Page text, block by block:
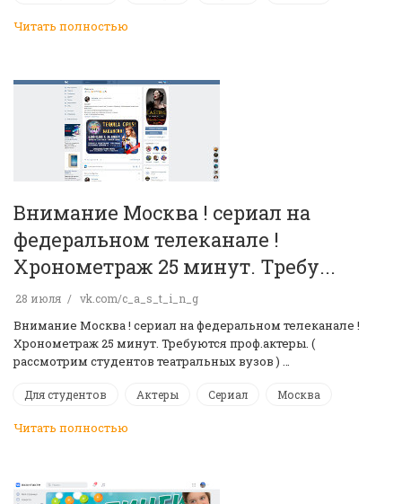
Читать полностью
Внимание Москва ! сериал на
федеральном телеканале !
Хронометраж 25 минут. Требу...
28 июля vk.com/c_a_s_t_i_n_g
Внимание Москва ! сериал на федеральном телеканале !
Хронометраж 25 минут. Требуются проф.актеры. (
рассмотрим студентов театральных вузов ) …
Для студентов Актеры Сериал Москва
Читать полностью